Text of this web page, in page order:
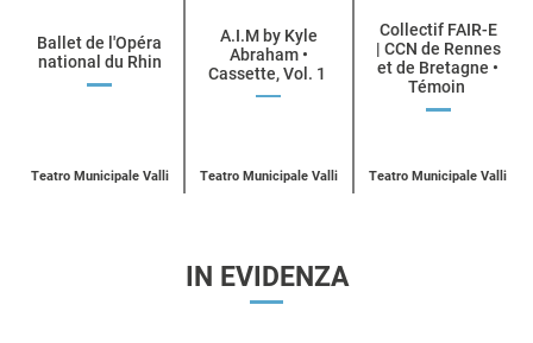
per
categoria
Ballet de l'Opéra
national du Rhin
L’OPÉRA
NATIONAL
Teatro Municipale Valli
A.I.M by Kyle
Abraham •
Cassette, Vol. 1
KYLE
ABRAHAM
Teatro Municipale Valli
Collectif FAIR-E
| CCN de Rennes
et de Bretagne •
Témoin
E
| CCN DE
Teatro Municipale Valli
IN EVIDENZA